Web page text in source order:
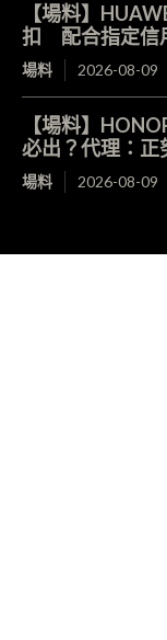
【場料】
扣 配合指定信
場料 2026-08-09
【場料】
必出？代理：正
場料 2026-08-09